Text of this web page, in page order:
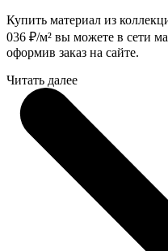
Купить материал из
036 ₽/м² вы можете в сети
оформив заказ на сайте.
Читать далее